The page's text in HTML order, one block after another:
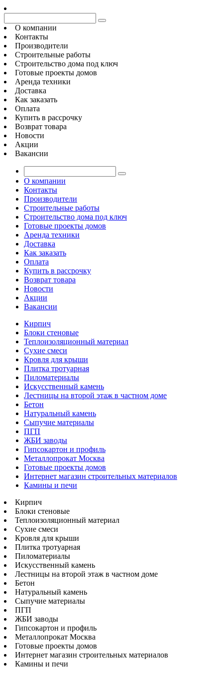
О компании
Контакты
Производители
Строительные работы
Строительство дома под ключ
Готовые проекты домов
Аренда техники
Доставка
Как заказать
Оплата
Купить в рассрочку
Возврат товара
Новости
Акции
Вакансии
О компании
Контакты
Производители
Строительные работы
Строительство дома под ключ
Готовые проекты домов
Аренда техники
Доставка
Как заказать
Оплата
Купить в рассрочку
Возврат товара
Новости
Акции
Вакансии
Кирпич
Блоки стеновые
Теплоизоляционный материал
Сухие смеси
Кровля для крыши
Плитка тротуарная
Пиломатериалы
Искусственный камень
Лестницы на второй этаж в частном доме
Бетон
Натуральный камень
Сыпучие материалы
ПГП
ЖБИ заводы
Гипсокартон и профиль
Металлопрокат Москва
Готовые проекты домов
Интернет магазин строительных материалов
Камины и печи
Кирпич
Блоки стеновые
Теплоизоляционный материал
Сухие смеси
Кровля для крыши
Плитка тротуарная
Пиломатериалы
Искусственный камень
Лестницы на второй этаж в частном доме
Бетон
Натуральный камень
Сыпучие материалы
ПГП
ЖБИ заводы
Гипсокартон и профиль
Металлопрокат Москва
Готовые проекты домов
Интернет магазин строительных материалов
Камины и печи